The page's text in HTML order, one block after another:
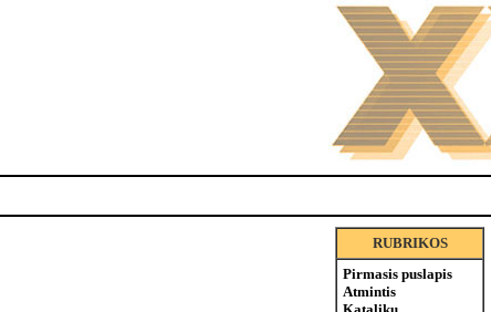
RUBRIKOS
Pirmasis puslapis
Atmintis